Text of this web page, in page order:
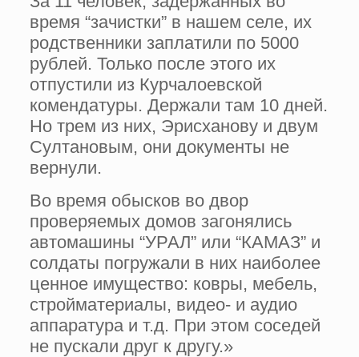
время “зачистки” в нашем селе, их
родственники заплатили по 5000
рублей. Только после этого их
отпустили из Курчалоевской
комендатуры. Держали там 10 дней.
Но трем из них, Эрисханову и двум
Султановым, они документы не
вернули.
Во время обысков во двор
проверяемых домов загонялись
автомашины “УРАЛ” или “КАМАЗ” и
солдаты погружали в них наиболее
ценное имущество: ковры, мебель,
стройматериалы, видео- и аудио
аппаратура и т.д. При этом соседей
не пускали друг к другу.»